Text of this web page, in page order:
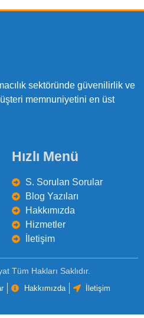
sektöründe güvenilirlik ve
memnuniyetini en üst
Hızlı Menü
S. Sorulan Sorular
Blog Yazıları
Hakkımızda
Hizmetler
İletişim
Tüm Hakları Saklıdır.
Hakkımızda İletişim